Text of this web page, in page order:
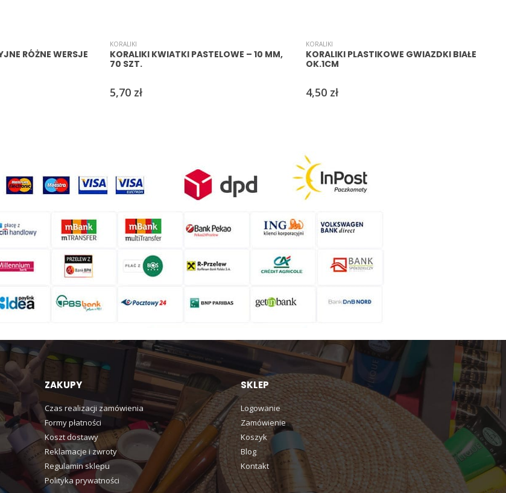
RÓŻNE WERSJE
KORALIKI
KORALIKI KWIATKI PASTELOWE – 10 MM,
70 SZT.
5,70 zł
KORALIKI
KORALIKI PLASTIKOWE GWIAZDKI BIAŁE
OK.1CM
4,50 zł
ZAKUPY
Czas realizacji zamówienia
Formy płatności
Koszt dostawy
Reklamacje i zwroty
Regulamin sklepu
Polityka prywatności
SKLEP
Logowanie
Zamówienie
Koszyk
Blog
Kontakt